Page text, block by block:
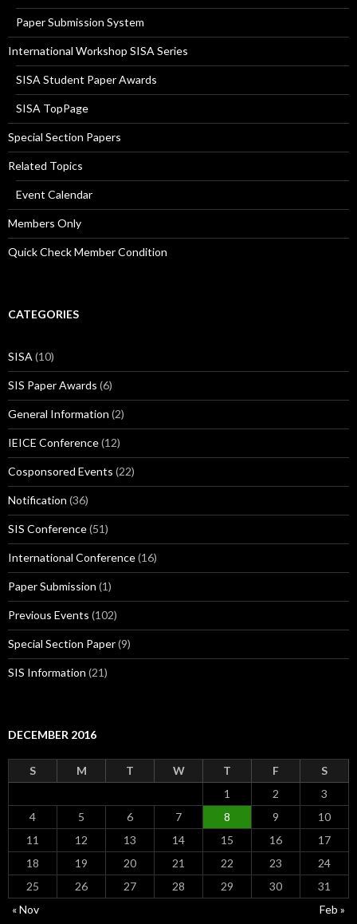
Paper Submission System
International Workshop SISA Series
SISA Student Paper Awards
SISA TopPage
Special Section Papers
Related Topics
Event Calendar
Members Only
Quick Check Member Condition
CATEGORIES
SISA (10)
SIS Paper Awards (6)
General Information (2)
IEICE Conference(12)
Cosponsored Events (22)
Notification (36)
SIS Conference(51)
International Conference(16)
Paper Submission (1)
Previous Events (102)
Special Section Paper(9)
SIS Information (21)
DECEMBER 2016
S M T W T F
S
1
2
3
4
5 6 7 8 9
10
11
12 13 14 15 16
17
18
19 20 21 22 23
24
25
26 27 28 29 30
31
« Nov
Feb »